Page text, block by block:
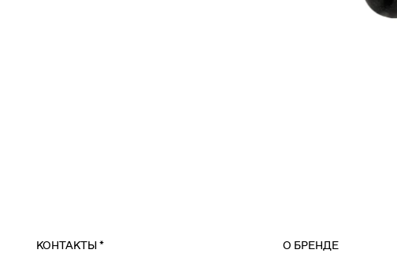
КОНТАКТЫ* О БРЕНДЕ